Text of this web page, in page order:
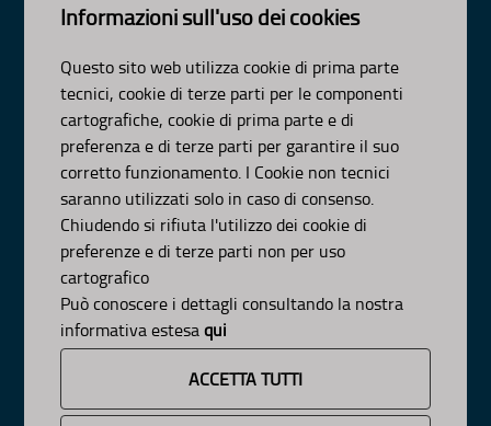
Informazioni sull'uso dei cookies
Questo sito web utilizza cookie di prima parte
tecnici, cookie di terze parti per le componenti
cartografiche, cookie di prima parte e di
preferenza e di terze parti per garantire il suo
corretto funzionamento. I Cookie non tecnici
saranno utilizzati solo in caso di consenso.
Chiudendo si rifiuta l'utilizzo dei cookie di
preferenze e di terze parti non per uso
cartografico
Può conoscere i dettagli consultando la nostra
informativa estesaqui
ACCETTA TUTTI
Dipartimento Ambiente, Paesaggio e Qualità Urbana
scrivici:email-pec
© Regione Puglia
Organizzazione
Pianificazione
Programmazione
APPROFONDIMENTI
Osservazioni CNAPI
Sviluppo Sostenibile
Decarbonizzazione
Pianeta Pulito per Tutti